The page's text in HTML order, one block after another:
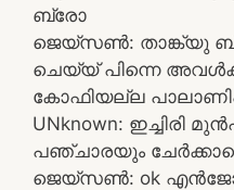
ബ്രോ
ജെയ്സൺ: താങ്ക്യു
ചെയ്യ് പിന്നെ
കോഫിയല്ല
UNknown: ഇച്ചിരി
പഞ്ചാരയും
ജെയ്സൺ: ok